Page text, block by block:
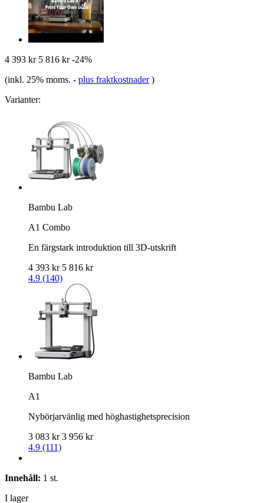
4 393 kr 5 816 kr -24%
(inkl. 25% moms. - plus fraktkostnader )
Varianter:
Bambu Lab
A1 Combo
En färgstark introduktion till 3D-utskrift
4 393 kr 5 816 kr
4.9 (140)
Bambu Lab
A1
Nybörjarvänlig med höghastighetsprecision
3 083 kr 3 956 kr
4.9 (111)
Innehåll: 1 st.
I lager